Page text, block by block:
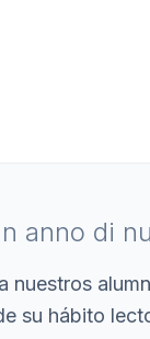
anno di
nuestros
su hábito